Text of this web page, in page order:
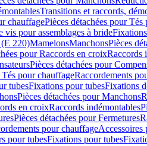
Transitions et raccords,
chauffagePièces détachées pour
vis pour assemblages à bride
220)MamelonsManchonsPièces
pour Raccords en croixRaccords
Pièces détachées pour
Tés pour chauffageRaccordements
tubesFixations pour tubesFixations
Pièces détachées pour Manchons
en croixRaccords indémontables
Pièces détachées pour Fermetures
pour chauffageAccessoires
pour tubesFixations pour tubes